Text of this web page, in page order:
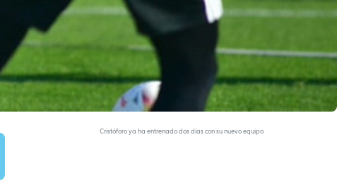
Cristóforo ya ha entrenado dos días con su nuevo equipo